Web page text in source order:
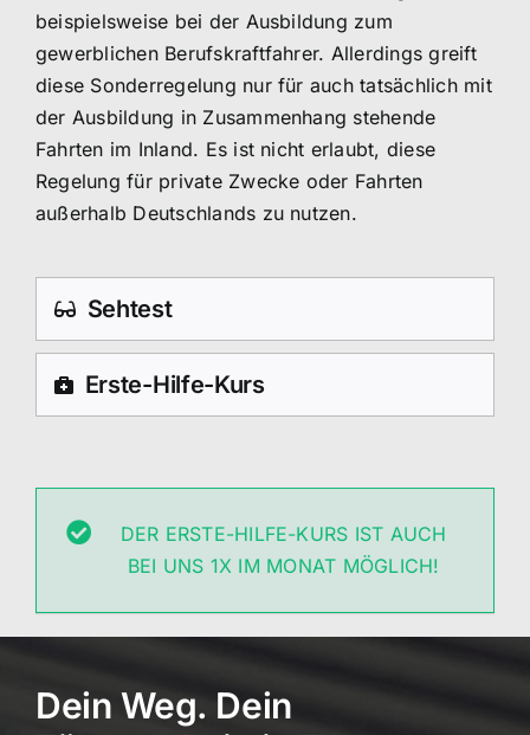
beispielsweise bei der Ausbildung zum
gewerblichen Berufskraftfahrer. Allerdings greift
diese Sonderregelung nur für auch tatsächlich mit
der Ausbildung in Zusammenhang stehende
Fahrten im Inland. Es ist nicht erlaubt, diese
Regelung für private Zwecke oder Fahrten
außerhalb Deutschlands zu nutzen.
Sehtest
Erste-Hilfe-Kurs
DER ERSTE-HILFE-KURS IST AUCH
BEI UNS 1X IM MONAT MÖGLICH!
Dein Weg. Dein